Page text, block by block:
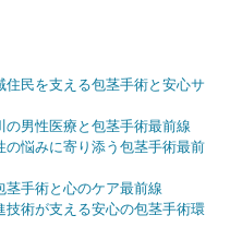
民を支える包茎手術と安心サ
男性医療と包茎手術最前線
悩みに寄り添う包茎手術最前
手術と心のケア最前線
術が支える安心の包茎手術環